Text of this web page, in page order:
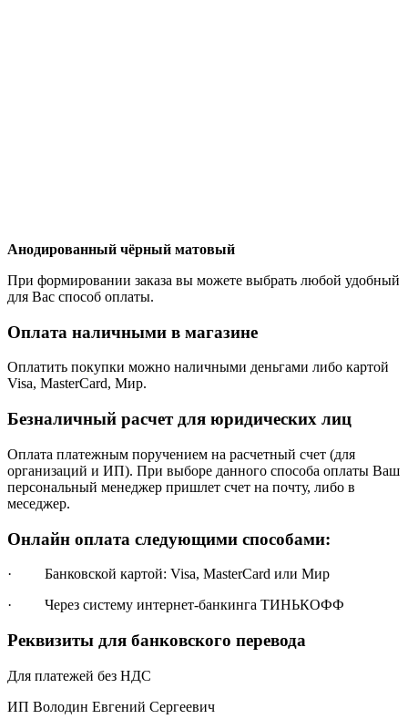
Анодированный чёрный матовый
При формировании заказа вы можете выбрать любой удобный
для Вас способ оплаты.
Оплата наличными в магазине
Оплатить покупки можно наличными деньгами либо картой
Visa, MasterCard, Мир.
Безналичный расчет для юридических лиц
Оплата платежным поручением на расчетный счет (для
организаций и ИП). При выборе данного способа оплаты Ваш
персональный менеджер пришлет счет на почту, либо в
меседжер.
Онлайн оплата следующими способами:
· Банковской картой: Visa, MasterCard или Мир
· Через систему интернет-банкинга ТИНЬКОФФ
Реквизиты для банковского перевода
Для платежей без НДС
ИП Володин Евгений Сергеевич